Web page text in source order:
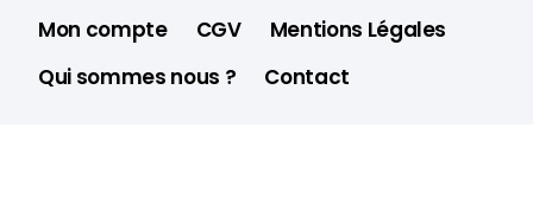
Mon compte CGV
Mentions Légales
Qui sommes nous ?
Contact